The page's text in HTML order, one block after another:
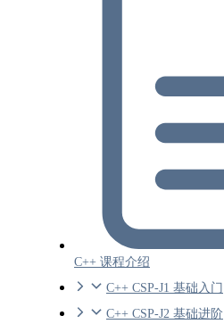
C++ 课程介绍
C++ CSP-J1 基础入门
C++ CSP-J2 基础进阶